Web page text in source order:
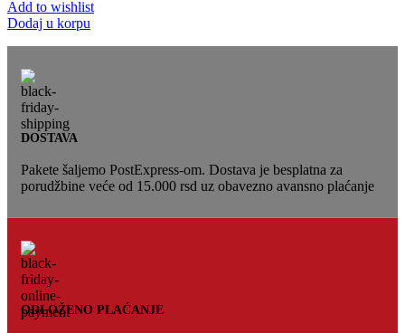
Add to wishlist
Dodaj u korpu
DOSTAVA
Pakete šaljemo PostExpress-om. Dostava je besplatna za
porudžbine veće od 15.000 rsd uz obavezno avansno plaćanje
ODLOŽENO PLAĆANJE